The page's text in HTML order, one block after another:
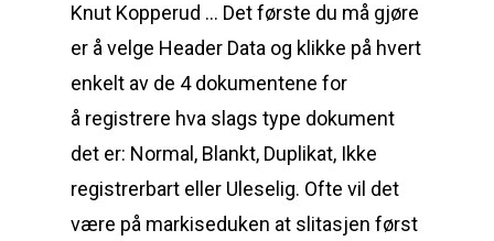
Knut Kopperud … Det første du må gjøre
er å velge Header Data og klikke på hvert
enkelt av de 4 dokumentene for
å registrere hva slags type dokument
det er: Normal, Blankt, Duplikat, Ikke
registrerbart eller Uleselig. Ofte vil det
være på markiseduken at slitasjen først